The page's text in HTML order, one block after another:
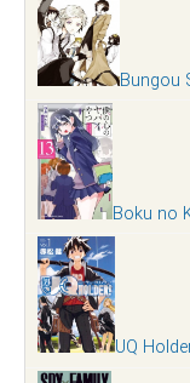
Bungou
Boku no
UQ